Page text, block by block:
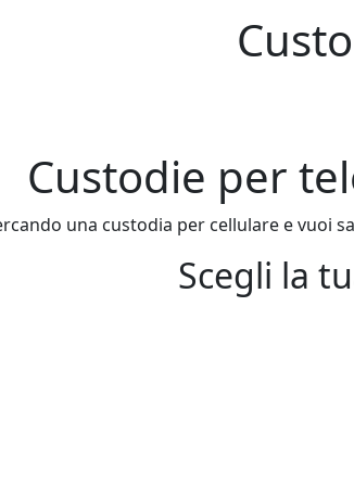
Custodie per
una custodia per cellulare e vuoi
Scegli la